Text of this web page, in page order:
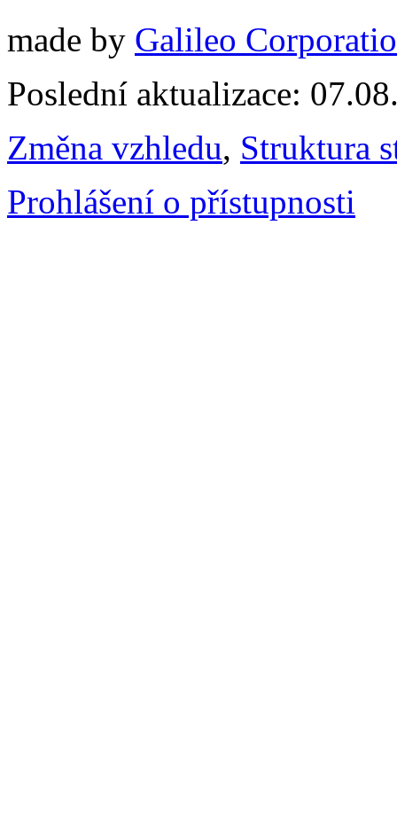
made by Galileo
Poslední aktualizace:
Změna vzhledu, Struktura
Prohlášení o přístupnosti